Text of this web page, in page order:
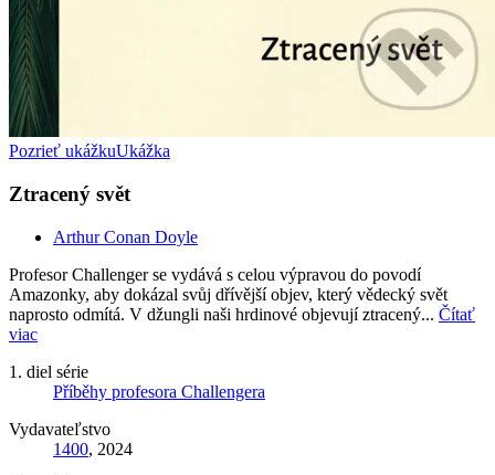
Pozrieť ukážkuUkážka
Ztracený svět
Arthur Conan Doyle
Profesor Challenger se vydává s celou výpravou do povodí
Amazonky, aby dokázal svůj dřívější objev, který vědecký svět
naprosto odmítá. V džungli naši hrdinové objevují ztracený... Čítať
viac
1. diel série
Příběhy profesora Challengera
Vydavateľstvo
1400, 2024